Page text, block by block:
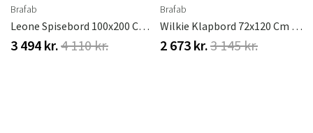
Brafab
Leone Spisebord 100x200 Cm Sort Aluminium Brafab
3 494 kr.4 110 kr.
Brafab
Wilkie Klapbord 72x120 Cm Hvid Brafab
2 673 kr.3 145 kr.